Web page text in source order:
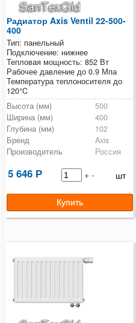
Радиатор Axis Ventil 22-500-
400
Тип: панельный
Подключение: нижнее
Тепловая мощность: 852 Вт
Рабочее давление до 0.9 Мпа
Температура теплоносителя до
120°C
Высота (мм)
500
Ширина (мм)
400
Глубина (мм)
102
Бренд
Axis
Производитель
Россия
5 646 Р + - шт